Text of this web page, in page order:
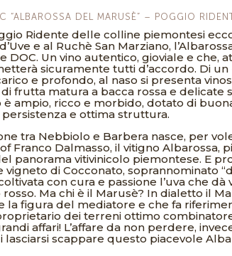
“ALBAROSSA DEL MARUSÈ” – POGGIO
Ridente delle colline piemontesi
e al Ruchè San Marziano,
DOC. Un vino autentico, gioviale e che,
sicuramente tutti d’accordo. Di un
e profondo, al naso si presenta
frutta matura a bacca rossa e delicate
è ampio, ricco e morbido, dotato di
persistenza e ottima struttura.
tra Nebbiolo e Barbera nasce, per
Franco Dalmasso, il vitigno Albarossa,
panorama vitivinicolo piemontese. E
vigneto di Cocconato, soprannominato
con cura e passione l’uva che dà
Ma chi è il Marusè? In dialetto il
la figura del mediatore e che fa
dei terreni ottimo
affari! L’affare da non perdere,
scappare questo piacevole